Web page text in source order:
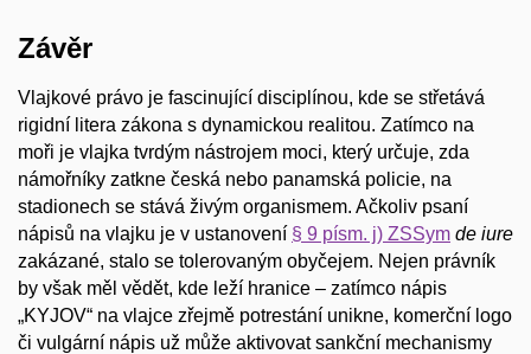
Závěr
Vlajkové právo je fascinující disciplínou, kde se střetává
rigidní litera zákona s dynamickou realitou. Zatímco na
moři je vlajka tvrdým nástrojem moci, který určuje, zda
námořníky zatkne česká nebo panamská policie, na
stadionech se stává živým organismem. Ačkoliv psaní
nápisů na vlajku je v ustanovení § 9 písm. j) ZSSym de iure
zakázané, stalo se tolerovaným obyčejem. Nejen právník
by však měl vědět, kde leží hranice – zatímco nápis
„KYJOV“ na vlajce zřejmě potrestání unikne, komerční logo
či vulgární nápis už může aktivovat sankční mechanismy